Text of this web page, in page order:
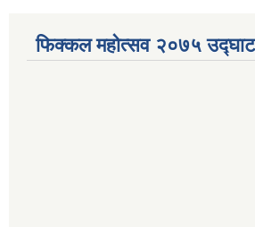
फिक्कल महोत्सव २०७५